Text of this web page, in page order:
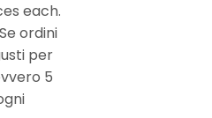
each.
Se ordini
per
5